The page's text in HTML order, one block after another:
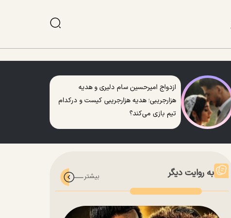
ازدواج امیرحسین سام دلیری و هدیه
هزارجریبی؛ هدیه هزارجریبی کیست و درکدام
تیم بازی می‌کند؟
به روایت دیگر